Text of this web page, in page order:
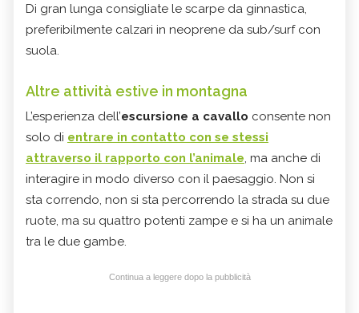
Di gran lunga consigliate le scarpe da ginnastica,
preferibilmente calzari in neoprene da sub/surf con
suola.
Altre attività estive in montagna
L’esperienza dell’escursione a cavallo consente non
solo di entrare in contatto con se stessi
attraverso il rapporto con l’animale, ma anche di
interagire in modo diverso con il paesaggio. Non si
sta correndo, non si sta percorrendo la strada su due
ruote, ma su quattro potenti zampe e si ha un animale
tra le due gambe.
Continua a leggere dopo la pubblicità